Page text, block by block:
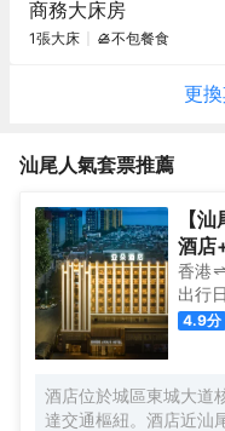
商務大床房
1張大床 不包餐食
更
汕尾人氣套票推薦
【
酒店
香港
出行
4.9分
酒店位於城區東城大道
達交通樞紐。酒店近汕